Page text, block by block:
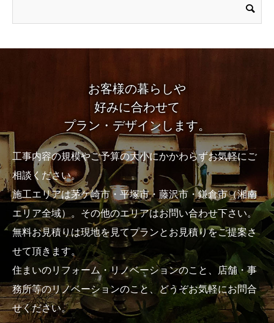
お客様の暮らしや
好みに合わせて
プラン・デザインします。
工事内容の規模やご予算の大小にかかわらずお気軽にご
相談ください。
施工エリアは茅ケ崎市・平塚市・藤沢市・鎌倉市（湘南
エリア全域）。その他のエリアはお問い合わせ下さい。
無料お見積りは現地を見てプランとお見積りをご提案さ
せて頂きます。
住まいのリフォーム・リノベーションのこと、店舗・事
務所等のリノベーションのこと、どうぞお気軽にお問合
せください。